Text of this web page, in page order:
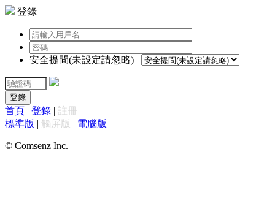
登錄
安全提問(未設定請忽略)
登錄
首頁 | 登錄 | 註冊
標準版 | 觸屏版 | 電腦版 |
© Comsenz Inc.